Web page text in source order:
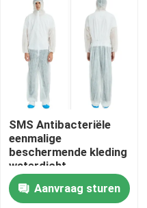
SMS Antibacteriële
eenmalige
beschermende kleding
waterdicht
beschermend
overhemd kleding voor
Aanvraag sturen